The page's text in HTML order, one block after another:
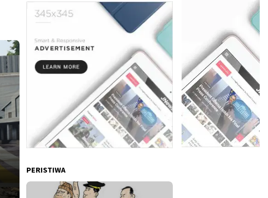
PERISTIWA